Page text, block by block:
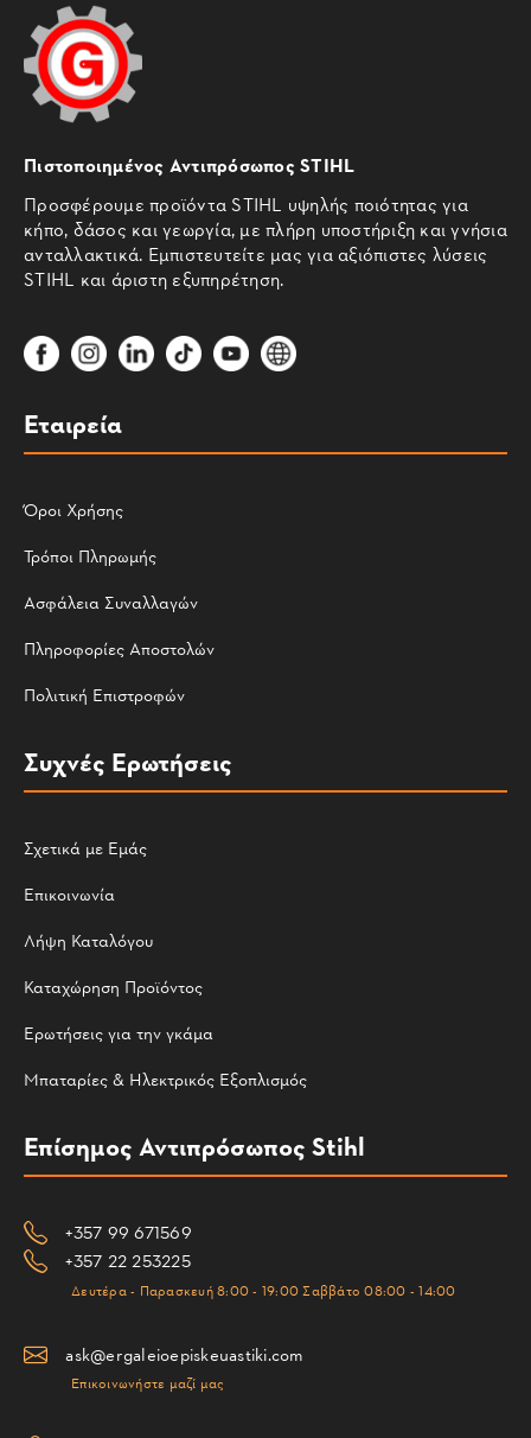
Πιστοποιημένος Αντιπρόσωπος STIHL
Προσφέρουμε προϊόντα STIHL υψηλής ποιότητας για
κήπο, δάσος και γεωργία, με πλήρη υποστήριξη και γνήσια
ανταλλακτικά. Εμπιστευτείτε μας για αξιόπιστες λύσεις
STIHL και άριστη εξυπηρέτηση.
Εταιρεία
Όροι Χρήσης
Τρόποι Πληρωμής
Ασφάλεια Συναλλαγών
Πληροφορίες Αποστολών
Πολιτική Επιστροφών
Συχνές Ερωτήσεις
Σχετικά με Εμάς
Επικοινωνία
Λήψη Καταλόγου
Καταχώρηση Προϊόντος
Ερωτήσεις για την γκάμα
Μπαταρίες & Ηλεκτρικός Εξοπλισμός
Επίσημος Αντιπρόσωπος Stihl
+357 99 671569
+357 22 253225
Δευτέρα - Παρασκευή 8:00 - 19:00 Σαββάτο 08:00 - 14:00
ask@ergaleioepiskeuastiki.com
Επικοινωνήστε μαζί μας